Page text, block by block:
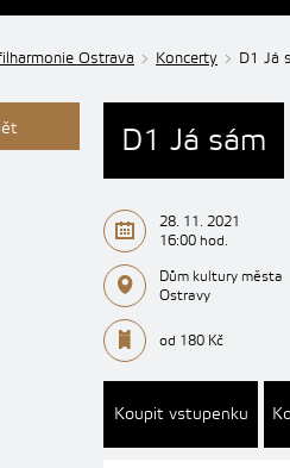
Ostrava Koncerty D1 Já
28. 11. 2021
16:00 hod.
Dům kultury města
Ostravy
od 180 Kč
Koupit vstupenku
D1 Já sám